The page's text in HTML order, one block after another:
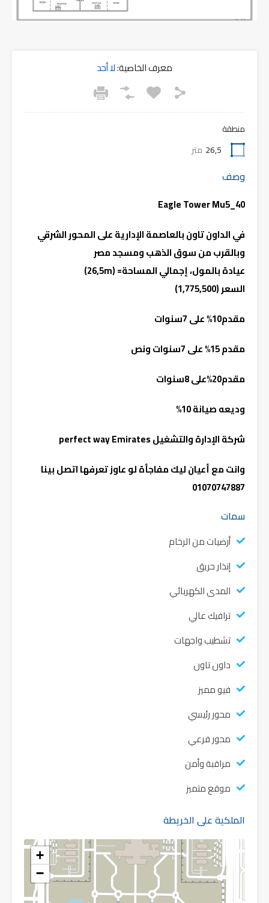
معرف الخاصية:لا أحد
منطقة
26,5 متر
وصف
Eagle Tower Mu5_40
في الداون تاون بالعاصمة الإدارية على المحور الشرقي
وبالقرب من سوق الذهب ومسجد مصر
عيادة بالمول،إجمالي المساحة= (26,5m)
السعر (1,775,500)
مقدم10% على 7سنوات
مقدم 15% على 7سنوات ونص
مقدم20%على 8سنوات
وديعه صيانة 10%
شركة الإدارة والتشغيل perfect way Emirates
وانت مع أعيان ليك مفاجأة لو عاوز تعرفها اتصل بينا
01070747887
سمات
أرضيات من الرخام
إنذار حريق
المدى الكهربائي
ترافيك عالي
تشطيب واجهات
داون تاون
فيو مميز
محور رئيسي
محور فرعي
مراقبة وأمن
موقع متميز
الملكية على الخريطة
+
−